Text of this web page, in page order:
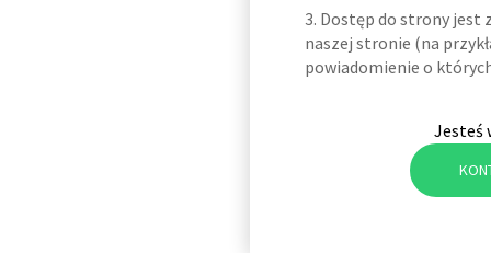
3. Dostęp do strony jest
naszej stronie (na
powiadomienie o
Jesteś